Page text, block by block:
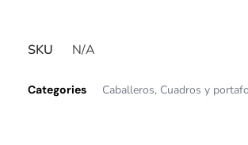
SKU N/A
Categories Caballeros, Cuadros y